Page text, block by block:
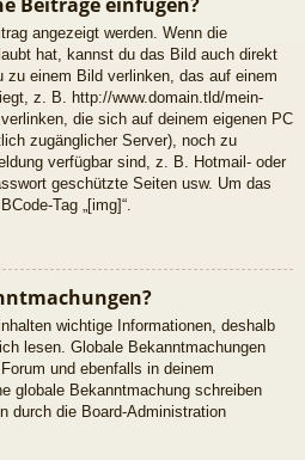
angezeigt werden. Wenn die
hat, kannst du das Bild auch direkt
zu einem Bild verlinken, das auf einem
z. B. http://www.domain.tld/mein-
die sich auf deinem eigenen PC
zugänglicher Server), noch zu
verfügbar sind, z. B. Hotmail- oder
geschützte Seiten usw. Um das
Tag „[img]“.
wichtige Informationen, deshalb
lesen. Globale Bekanntmachungen
und ebenfalls in deinem
globale Bekanntmachung schreiben
durch die Board-Administration